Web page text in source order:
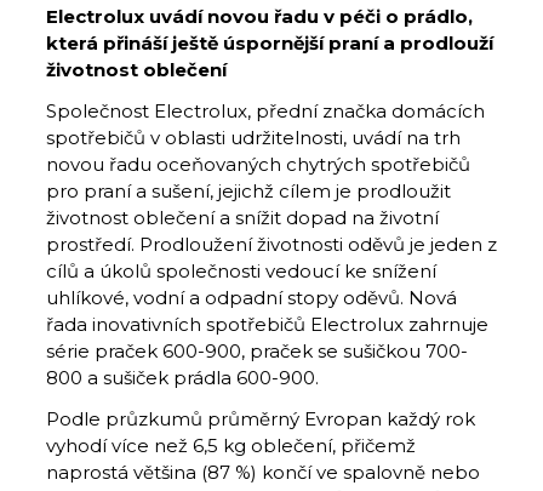
Electrolux uvádí novou řadu v péči o prádlo,
která přináší ještě úspornější praní a prodlouží
životnost oblečení
Společnost Electrolux, přední značka domácích
spotřebičů v oblasti udržitelnosti, uvádí na trh
novou řadu oceňovaných chytrých spotřebičů
pro praní a sušení, jejichž cílem je prodloužit
životnost oblečení a snížit dopad na životní
prostředí. Prodloužení životnosti oděvů je jeden z
cílů a úkolů společnosti vedoucí ke snížení
uhlíkové, vodní a odpadní stopy oděvů. Nová
řada inovativních spotřebičů Electrolux zahrnuje
série praček 600-900, praček se sušičkou 700-
800 a sušiček prádla 600-900.
Podle průzkumů průměrný Evropan každý rok
vyhodí více než 6,5 kg oblečení, přičemž
naprostá většina (87 %) končí ve spalovně nebo